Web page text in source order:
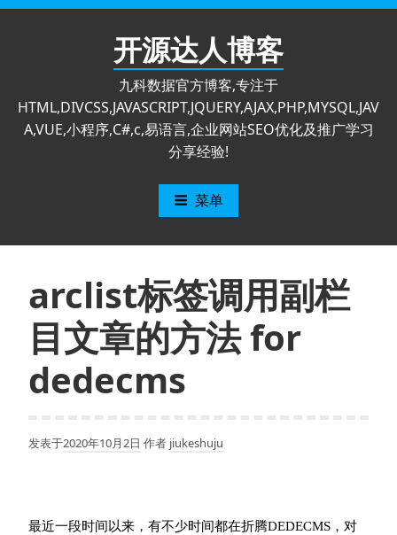
跳
开源达人博客
九科数据官方博客,专注于
HTML,DIVCSS,JAVASCRIPT,JQUERY,AJAX,PHP,MYSQL,JAV
A,VUE,小程序,C#,c,易语言,企业网站SEO优化及推广学习
分享经验!
菜单
arclist标签调用副栏
目文章的方法 for
dedecms
发表于2020年10月2日 作者 jiukeshuju
最近一段时间以来，有不少时间都在折腾DEDECMS，对